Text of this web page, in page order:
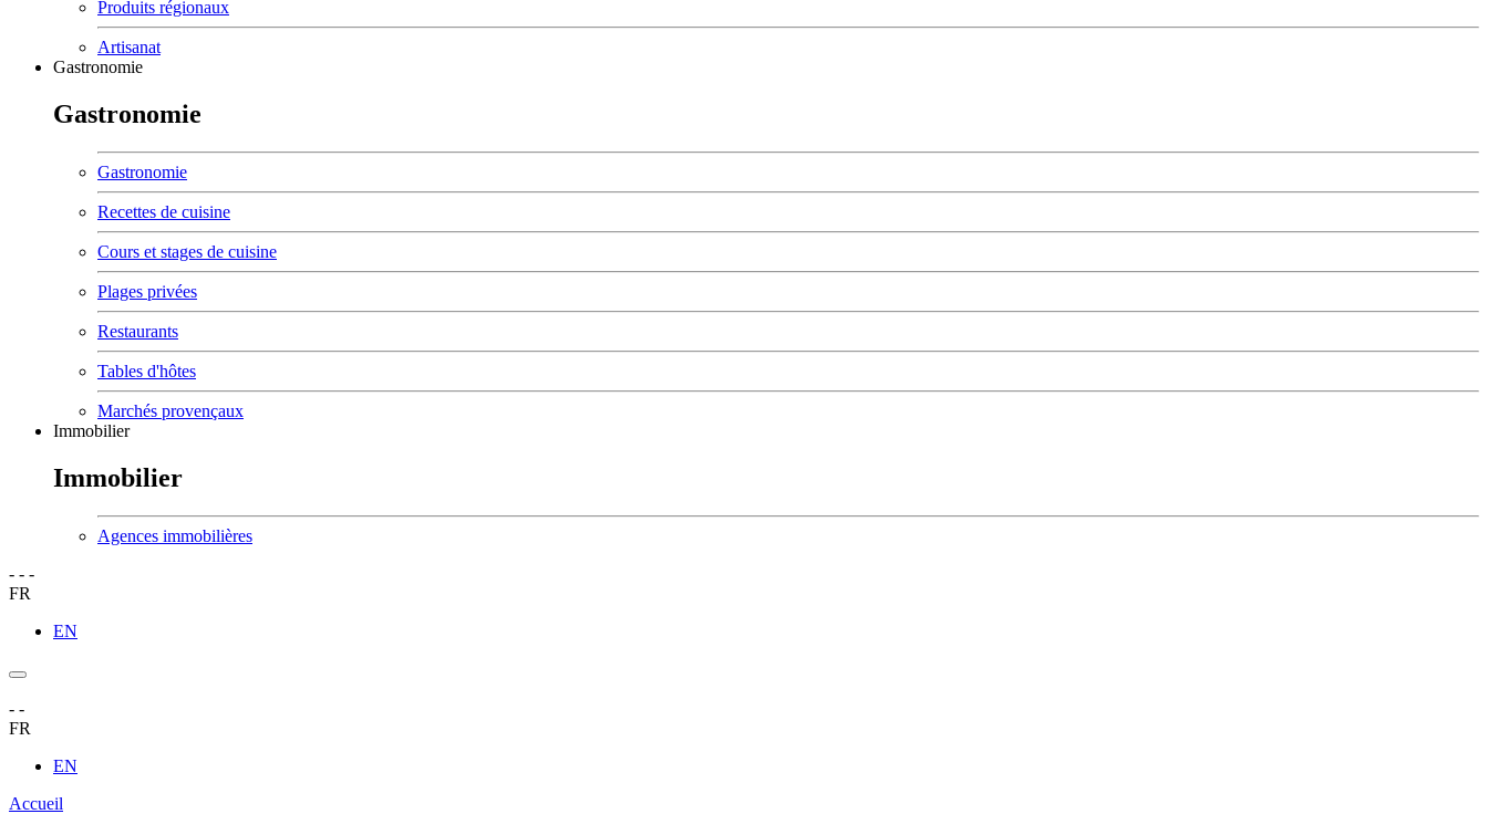
Produits régionaux
Artisanat
Gastronomie
Gastronomie
Gastronomie
Recettes de cuisine
Cours et stages de cuisine
Plages privées
Restaurants
Tables d'hôtes
Marchés provençaux
Immobilier
Immobilier
Agences immobilières
- - -
FR
EN
- -
FR
EN
Accueil